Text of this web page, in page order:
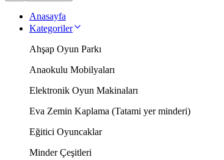
Anasayfa
Kategoriler
Ahşap Oyun Parkı
Anaokulu Mobilyaları
Elektronik Oyun Makinaları
Eva Zemin Kaplama (Tatami yer minderi)
Eğitici Oyuncaklar
Minder Çeşitleri